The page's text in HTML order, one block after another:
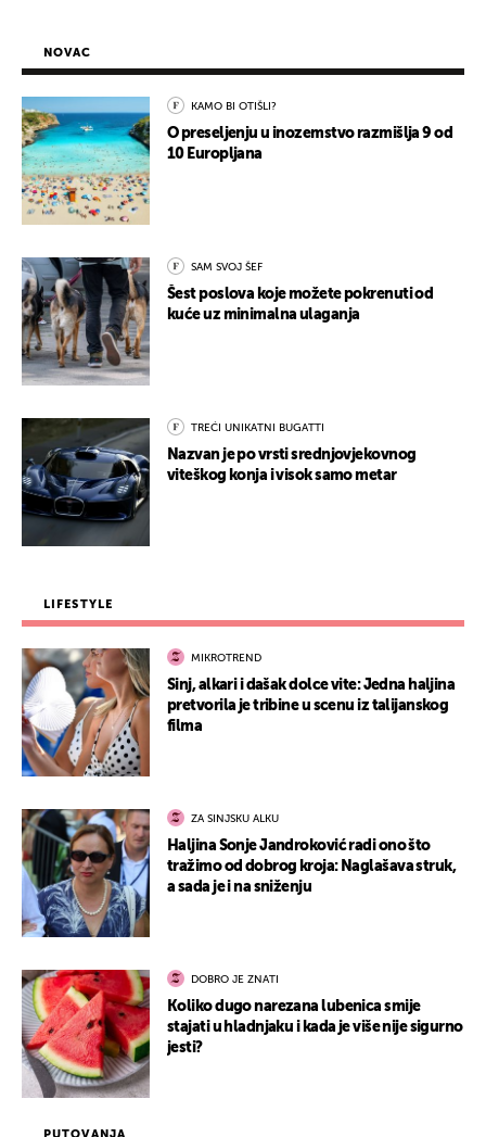
PUTOVANJA
NOVAC
KAMO BI OTIŠLI?
O preseljenju u inozemstvo razmišlja 9 od
10 Europljana
SAM SVOJ ŠEF
Šest poslova koje možete pokrenuti od
kuće uz minimalna ulaganja
TREĆI UNIKATNI BUGATTI
Nazvan je po vrsti srednjovjekovnog
viteškog konja i visok samo metar
LIFESTYLE
MIKROTREND
Sinj, alkari i dašak dolce vite: Jedna haljina
pretvorila je tribine u scenu iz talijanskog
filma
ZA SINJSKU ALKU
Haljina Sonje Jandroković radi ono što
tražimo od dobrog kroja: Naglašava struk,
a sada je i na sniženju
DOBRO JE ZNATI
Koliko dugo narezana lubenica smije
stajati u hladnjaku i kada je više nije sigurno
jesti?